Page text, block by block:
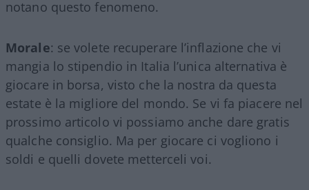
notano questo fenomeno.
Morale: se volete recuperare l’inflazione che vi
mangia lo stipendio in Italia l’unica alternativa è
giocare in borsa, visto che la nostra da questa
estate è la migliore del mondo. Se vi fa piacere nel
prossimo articolo vi possiamo anche dare gratis
qualche consiglio. Ma per giocare ci vogliono i
soldi e quelli dovete metterceli voi.